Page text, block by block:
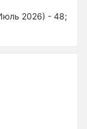
2026) - 48;